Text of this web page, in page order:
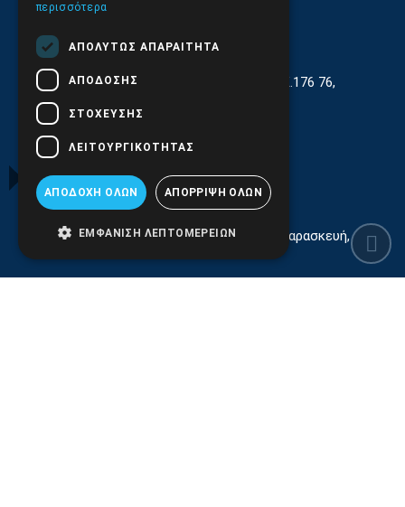
Γεωργίου Κρέμου 13-17, Καλλιθέα, Τ.Κ.176 76,
Email:info@pds.com.gr
Εξυπηρέτηση Κοινού Δευτέρα έως Παρασκευή,
περισσότερα
ΑΠΟΛΎΤΩΣ ΑΠΑΡΑΊΤΗΤΑ
ΑΠΌΔΟΣΗΣ
ΣΤΌΧΕΥΣΗΣ
ΛΕΙΤΟΥΡΓΙΚΌΤΗΤΑΣ
ΑΠΟΔΟΧΉ ΌΛΩΝ ΑΠΌΡΡΙΨΗ ΌΛΩΝ
ΕΜΦΆΝΙΣΗ ΛΕΠΤΟΜΕΡΕΙΏΝ